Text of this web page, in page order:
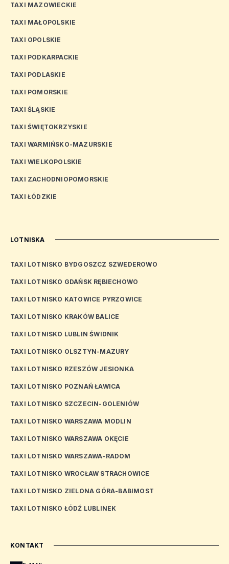
TAXI MAZOWIECKIE
TAXI MAŁOPOLSKIE
TAXI OPOLSKIE
TAXI PODKARPACKIE
TAXI PODLASKIE
TAXI POMORSKIE
TAXI ŚLĄSKIE
TAXI ŚWIĘTOKRZYSKIE
TAXI WARMIŃSKO-MAZURSKIE
TAXI WIELKOPOLSKIE
TAXI ZACHODNIOPOMORSKIE
TAXI ŁÓDZKIE
LOTNISKA
TAXI LOTNISKO BYDGOSZCZ SZWEDEROWO
TAXI LOTNISKO GDAŃSK RĘBIECHOWO
TAXI LOTNISKO KATOWICE PYRZOWICE
TAXI LOTNISKO KRAKÓW BALICE
TAXI LOTNISKO LUBLIN ŚWIDNIK
TAXI LOTNISKO OLSZTYN-MAZURY
TAXI LOTNISKO RZESZÓW JESIONKA
TAXI LOTNISKO POZNAŃ ŁAWICA
TAXI LOTNISKO SZCZECIN-GOLENIÓW
TAXI LOTNISKO WARSZAWA MODLIN
TAXI LOTNISKO WARSZAWA OKĘCIE
TAXI LOTNISKO WARSZAWA-RADOM
TAXI LOTNISKO WROCŁAW STRACHOWICE
TAXI LOTNISKO ZIELONA GÓRA-BABIMOST
TAXI LOTNISKO ŁÓDŹ LUBLINEK
KONTAKT